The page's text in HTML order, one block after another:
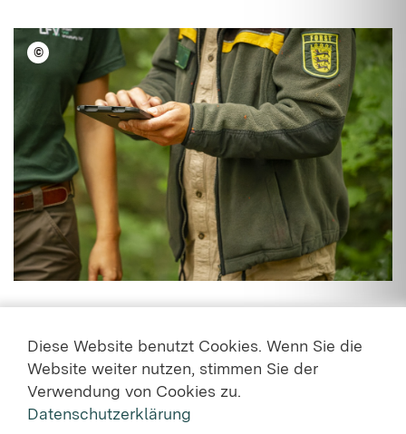
© LFV BW/Frank S. Fischer
Diese Website benutzt Cookies. Wenn Sie die
Website weiter nutzen, stimmen Sie der
Verwendung von Cookies zu.
Datenschutzerklärung